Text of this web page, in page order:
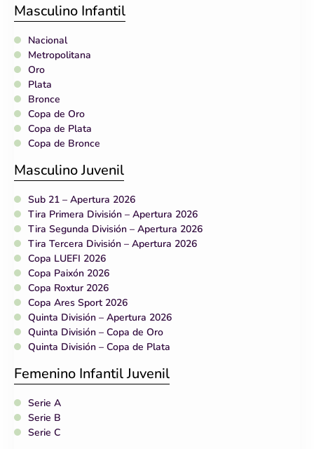
Masculino Infantil
Nacional
Metropolitana
Oro
Plata
Bronce
Copa de Oro
Copa de Plata
Copa de Bronce
Masculino Juvenil
Sub 21 – Apertura 2026
Tira Primera División – Apertura 2026
Tira Segunda División – Apertura 2026
Tira Tercera División – Apertura 2026
Copa LUEFI 2026
Copa Paixón 2026
Copa Roxtur 2026
Copa Ares Sport 2026
Quinta División – Apertura 2026
Quinta División – Copa de Oro
Quinta División – Copa de Plata
Femenino Infantil Juvenil
Serie A
Serie B
Serie C